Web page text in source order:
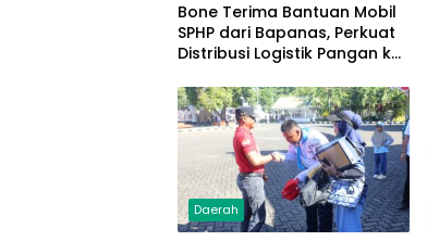
Bone Terima Bantuan Mobil
SPHP dari Bapanas, Perkuat
Distribusi Logistik Pangan ke
Daerah